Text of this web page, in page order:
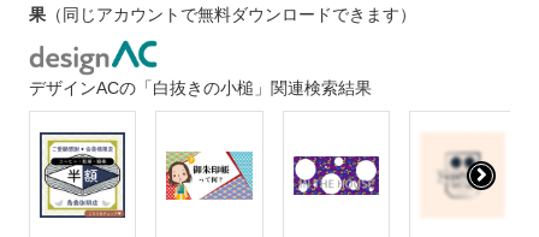
果 （同じアカウントで無料ダウンロードできます）
デザインACの「白抜きの小槌」関連検索結果